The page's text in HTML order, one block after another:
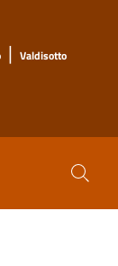
| Valdisotto